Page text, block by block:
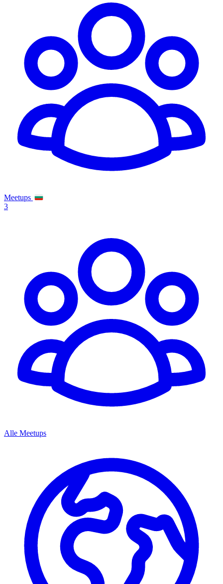
Meetups
3
Alle Meetups